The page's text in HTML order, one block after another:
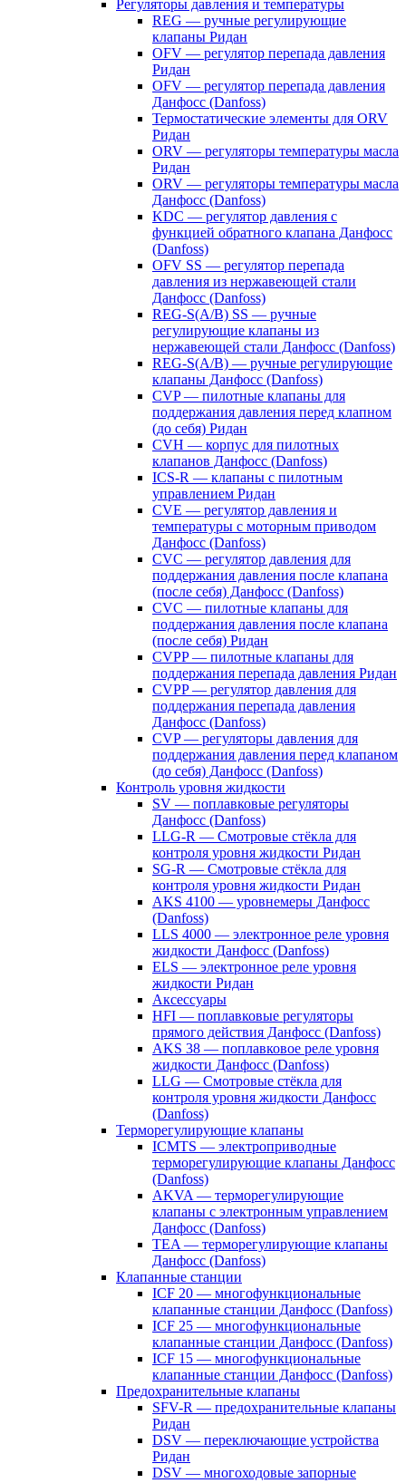
Регуляторы давления и температуры
REG — ручные регулирующие
клапаны Ридан
OFV — регулятор перепада давления
Ридан
OFV — регулятор перепада давления
Данфосс (Danfoss)
Термостатические элементы для ORV
Ридан
ORV — регуляторы температуры масла
Ридан
ORV — регуляторы температуры масла
Данфосс (Danfoss)
KDC — регулятор давления с
функцией обратного клапана Данфосс
(Danfoss)
OFV SS — регулятор перепада
давления из нержавеющей стали
Данфосс (Danfoss)
REG-S(A/B) SS — ручные
регулирующие клапаны из
нержавеющей стали Данфосс (Danfoss)
REG-S(A/B) — ручные регулирующие
клапаны Данфосс (Danfoss)
CVP — пилотные клапаны для
поддержания давления перед клапном
(до себя) Ридан
CVH — корпус для пилотных
клапанов Данфосс (Danfoss)
ICS-R — клапаны с пилотным
управлением Ридан
CVE — регулятор давления и
температуры с моторным приводом
Данфосс (Danfoss)
CVС — регулятор давления для
поддержания давления после клапана
(после себя) Данфосс (Danfoss)
CVС — пилотные клапаны для
поддержания давления после клапана
(после себя) Ридан
CVPP — пилотные клапаны для
поддержания перепада давления Ридан
CVPP — регулятор давления для
поддержания перепада давления
Данфосс (Danfoss)
CVP — регуляторы давления для
поддержания давления перед клапаном
(до себя) Данфосс (Danfoss)
Контроль уровня жидкости
SV — поплавковые регуляторы
Данфосс (Danfoss)
LLG-R — Смотровые стёкла для
контроля уровня жидкости Ридан
SG-R — Смотровые стёкла для
контроля уровня жидкости Ридан
AKS 4100 — уровнемеры Данфосс
(Danfoss)
LLS 4000 — электронное реле уровня
жидкости Данфосс (Danfoss)
ELS — электронное реле уровня
жидкости Ридан
Аксессуары
HFI — поплавковые регуляторы
прямого действия Данфосс (Danfoss)
AKS 38 — поплавковое реле уровня
жидкости Данфосс (Danfoss)
LLG — Смотровые стёкла для
контроля уровня жидкости Данфосс
(Danfoss)
Терморегулирующие клапаны
ICMTS — электроприводные
терморегулирующие клапаны Данфосс
(Danfoss)
AKVA — терморегулирующие
клапаны с электронным управлением
Данфосс (Danfoss)
TEA — терморегулирующие клапаны
Данфосс (Danfoss)
Клапанные станции
ICF 20 — многофункциональные
клапанные станции Данфосс (Danfoss)
ICF 25 — многофункциональные
клапанные станции Данфосс (Danfoss)
ICF 15 — многофункциональные
клапанные станции Данфосс (Danfoss)
Предохранительные клапаны
SFV-R — предохранительные клапаны
Ридан
DSV — переключающие устройства
Ридан
DSV — многоходовые запорные